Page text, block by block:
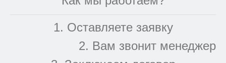
1. Оставляете заявку
2. Вам звонит менеджер